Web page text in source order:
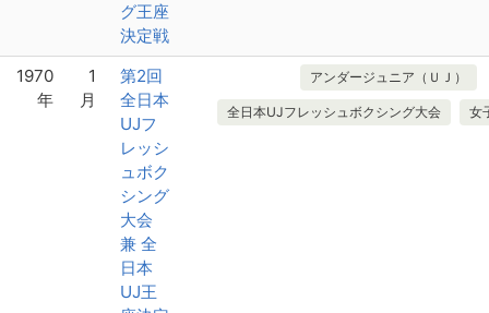
グ王座
決定戦
1970
年
1
月
第2回
全日本
UJフ
レッシ
ュボク
シング
大会
兼 全
日本
UJ王
アンダージュニア（ＵＪ）
全日本UJフレッシュボクシング大会 女